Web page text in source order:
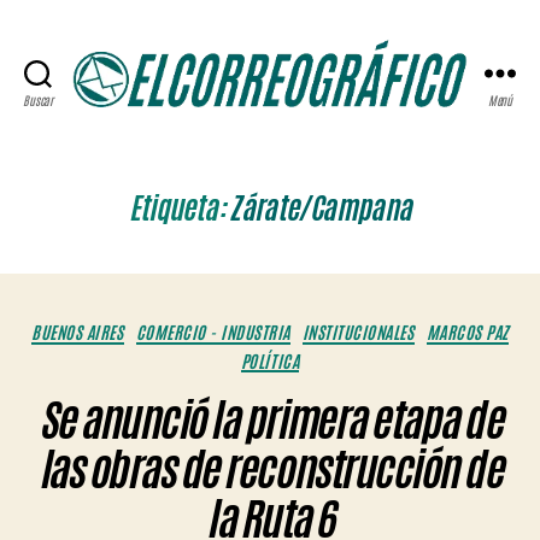
Buscar Menú
Etiqueta:Zárate/Campana
Categorías
BUENOS AIRES COMERCIO - INDUSTRIA INSTITUCIONALES
MARCOS PAZ
POLÍTICA
Se anunció la primera etapa de
las obras de reconstrucción de
la Ruta 6